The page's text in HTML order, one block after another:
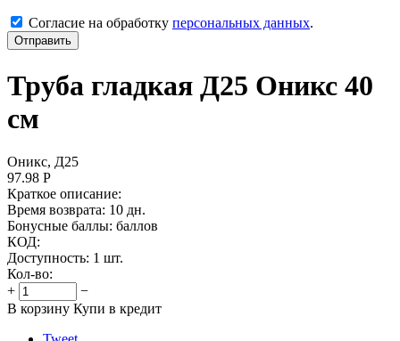
Согласие на обработку персональных данных.
Отправить
Труба гладкая Д25 Оникс 40
см
Оникс, Д25
97.98 Р
Краткое описание:
Время возврата: 10 дн.
Бонусные баллы: баллов
КОД:
Доступность: 1 шт.
Кол-во:
+
−
В корзину Купи в кредит